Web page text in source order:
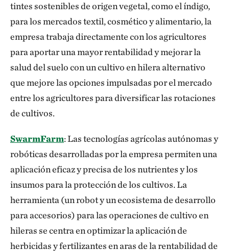
tintes sostenibles de origen vegetal, como el índigo,
para los mercados textil, cosmético y alimentario, la
empresa trabaja directamente con los agricultores
para aportar una mayor rentabilidad y mejorar la
salud del suelo con un cultivo en hilera alternativo
que mejore las opciones impulsadas por el mercado
entre los agricultores para diversificar las rotaciones
de cultivos.
SwarmFarm: Las tecnologías agrícolas autónomas y
robóticas desarrolladas por la empresa permiten una
aplicación eficaz y precisa de los nutrientes y los
insumos para la protección de los cultivos. La
herramienta (un robot y un ecosistema de desarrollo
para accesorios) para las operaciones de cultivo en
hileras se centra en optimizar la aplicación de
herbicidas y fertilizantes en aras de la rentabilidad de